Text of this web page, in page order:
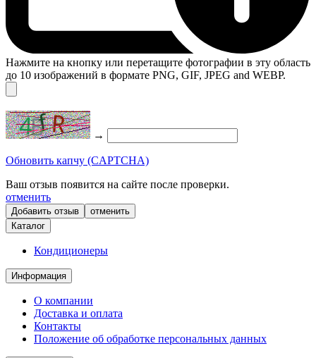
Нажмите на кнопку или перетащите фотографии в эту область
до 10 изображений в формате PNG, GIF, JPEG and WEBP.
→
Обновить капчу (CAPTCHA)
Ваш отзыв появится на сайте после проверки.
отменить
отменить
Каталог
Кондиционеры
Информация
О компании
Доставка и оплата
Контакты
Положение об обработке персональных данных